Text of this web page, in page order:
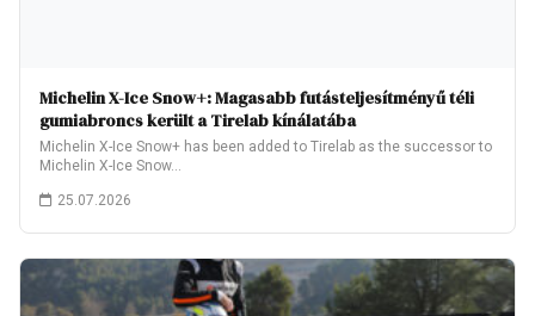
Michelin X-Ice Snow+: Magasabb futásteljesítményű téli
gumiabroncs került a Tirelab kínálatába
Michelin X-Ice Snow+ has been added to Tirelab as the successor to
Michelin X-Ice Snow…
25.07.2026